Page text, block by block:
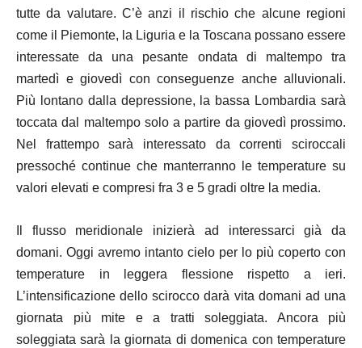
tutte da valutare. C’è anzi il rischio che alcune regioni
come il Piemonte, la Liguria e la Toscana possano essere
interessate da una pesante ondata di maltempo tra
martedì e giovedì con conseguenze anche alluvionali.
Più lontano dalla depressione, la bassa Lombardia sarà
toccata dal maltempo solo a partire da giovedì prossimo.
Nel frattempo sarà interessato da correnti sciroccali
pressoché continue che manterranno le temperature su
valori elevati e compresi fra 3 e 5 gradi oltre la media.
Il flusso meridionale inizierà ad interessarci già da
domani. Oggi avremo intanto cielo per lo più coperto con
temperature in leggera flessione rispetto a ieri.
L’intensificazione dello scirocco darà vita domani ad una
giornata più mite e a tratti soleggiata. Ancora più
soleggiata sarà la giornata di domenica con temperature